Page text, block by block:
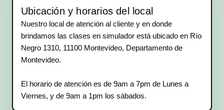
Ubicación y horarios del local
Nuestro local de atención al cliente y en donde
brindamos las clases en simulador está ubicado en Río
Negro 1310, 11100 Montevideo, Departamento de
Montevideo.
El horario de atención es de 9am a 7pm de Lunes a
Viernes, y de 9am a 1pm los sábados.